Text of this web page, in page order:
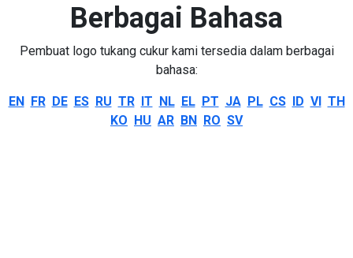
Berbagai Bahasa
Pembuat logo tukang cukur kami tersedia dalam berbagai
bahasa:
EN FR DE ES RU TR IT NL EL PT JA PL CS ID VI TH
KO HU AR BN RO SV